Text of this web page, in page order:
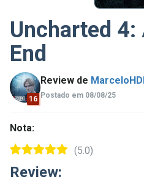
Uncharted 4:
End
16
Review de
Postado em 08/08/25
Nota:
(5.0)
Review: